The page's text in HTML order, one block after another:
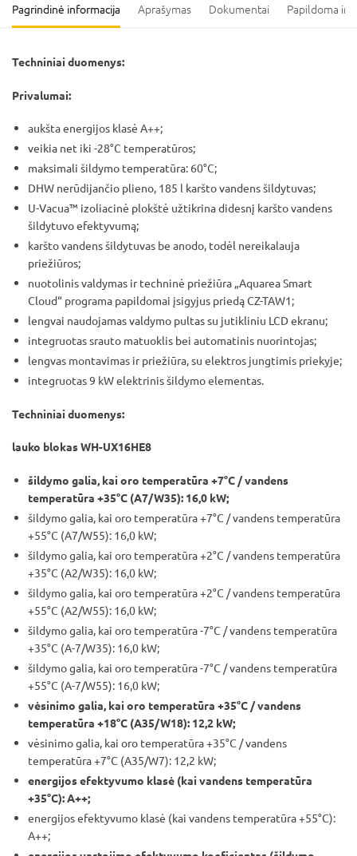
Pagrindinė informacija Aprašymas Dokumentai Papildoma
Techniniai duomenys:
Privalumai:
aukšta energijos klasė A++;
veikia net iki -28°C temperatūros;
maksimali šildymo temperatūra: 60°C;
DHW nerūdijančio plieno, 185 l karšto vandens šildytuvas;
U-Vacua™ izoliacinė plokštė užtikrina didesnį karšto vandens
šildytuvo efektyvumą;
karšto vandens šildytuvas be anodo, todėl nereikalauja
priežiūros;
nuotolinis valdymas ir techninė priežiūra „Aquarea Smart
Cloud“ programa papildomai įsigyjus priedą CZ-TAW1;
lengvai naudojamas valdymo pultas su jutikliniu LCD ekranu;
integruotas srauto matuoklis bei automatinis nuorintojas;
lengvas montavimas ir priežiūra, su elektros jungtimis priekyje;
integruotas 9 kW elektrinis šildymo elementas.
Techniniai duomenys:
lauko blokas WH-UX16HE8
šildymo galia, kai oro temperatūra +7°C / vandens
temperatūra +35°C (A7/W35): 16,0 kW;
šildymo galia, kai oro temperatūra +7°C / vandens temperatūra
+55°C (A7/W55): 16,0 kW;
šildymo galia, kai oro temperatūra +2°C / vandens temperatūra
+35°C (A2/W35): 16,0 kW;
šildymo galia, kai oro temperatūra +2°C / vandens temperatūra
+55°C (A2/W55): 16,0 kW;
šildymo galia, kai oro temperatūra -7°C / vandens temperatūra
+35°C (A-7/W35): 16,0 kW;
šildymo galia, kai oro temperatūra -7°C / vandens temperatūra
+55°C (A-7/W55): 16,0 kW;
vėsinimo galia, kai oro temperatūra +35°C / vandens
temperatūra +18°C (A35/W18): 12,2 kW;
vėsinimo galia, kai oro temperatūra +35°C / vandens
temperatūra +7°C (A35/W7): 12,2 kW;
energijos efektyvumo klasė (kai vandens temperatūra
+35°C): A++;
energijos efektyvumo klasė (kai vandens temperatūra +55°C):
A++;